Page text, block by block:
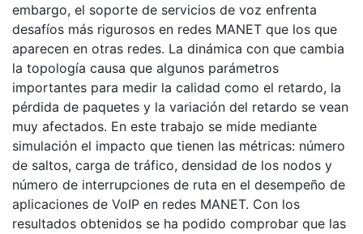
embargo, el soporte de servicios de voz enfrenta
desafíos más rigurosos en redes MANET que los que
aparecen en otras redes. La dinámica con que cambia
la topología causa que algunos parámetros
importantes para medir la calidad como el retardo, la
pérdida de paquetes y la variación del retardo se vean
muy afectados. En este trabajo se mide mediante
simulación el impacto que tienen las métricas: número
de saltos, carga de tráfico, densidad de los nodos y
número de interrupciones de ruta en el desempeño de
aplicaciones de VoIP en redes MANET. Con los
resultados obtenidos se ha podido comprobar que las